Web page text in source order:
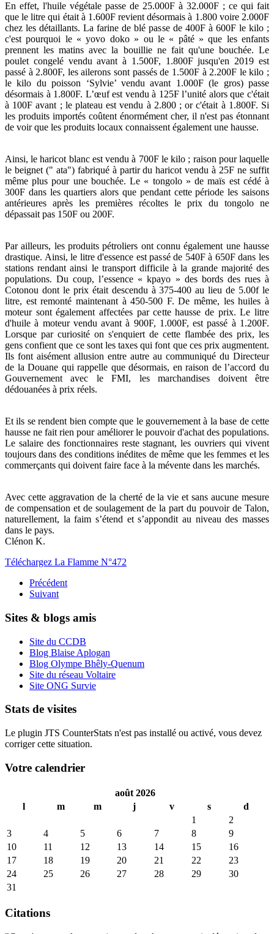
En effet, l'huile végétale passe de 25.000F à 32.000F ; ce qui fait
que le litre qui était à 1.600F revient désormais à 1.800 voire 2.000F
chez les détaillants. La farine de blé passe de 400F à 600F le kilo ;
c'est pourquoi le « yovo doko » ou le « pâté » que les enfants
prennent les matins avec la bouillie ne fait qu'une bouchée. Le
poulet congelé vendu avant à 1.500F, 1.800F jusqu'en 2019 est
passé à 2.800F, les ailerons sont passés de 1.500F à 2.200F le kilo ;
le kilo du poisson ‘Sylvie’ vendu avant 1.000F (le gros) passe
désormais à 1.800F. L’œuf est vendu à 125F l’unité alors que c'était
à 100F avant ; le plateau est vendu à 2.800 ; or c'était à 1.800F. Si
les produits importés coûtent énormément cher, il n'est pas étonnant
de voir que les produits locaux connaissent également une hausse.
Ainsi, le haricot blanc est vendu à 700F le kilo ; raison pour laquelle
le beignet (" ata") fabriqué à partir du haricot vendu à 25F ne suffit
même plus pour une bouchée. Le « tongolo » de maïs est cédé à
300F dans les quartiers alors que pendant cette période les saisons
antérieures après les premières récoltes le prix du tongolo ne
dépassait pas 150F ou 200F.
Par ailleurs, les produits pétroliers ont connu également une hausse
drastique. Ainsi, le litre d'essence est passé de 540F à 650F dans les
stations rendant ainsi le transport difficile à la grande majorité des
populations. Du coup, l’essence « kpayo » des bords des rues à
Cotonou dont le prix était descendu à 375-400 au lieu de 5.00f le
litre, est remonté maintenant à 450-500 F. De même, les huiles à
moteur sont également affectées par cette hausse de prix. Le litre
d'huile à moteur vendu avant à 900F, 1.000F, est passé à 1.200F.
Lorsque par curiosité on s'enquiert de cette flambée des prix, les
gens confient que ce sont les taxes qui font que ces prix augmentent.
Ils font aisément allusion entre autre au communiqué du Directeur
de la Douane qui rappelle que désormais, en raison de l’accord du
Gouvernement avec le FMI, les marchandises doivent être
dédouanées à prix réels.
Et ils se rendent bien compte que le gouvernement à la base de cette
hausse ne fait rien pour améliorer le pouvoir d'achat des populations.
Le salaire des fonctionnaires reste stagnant, les ouvriers qui vivent
toujours dans des conditions inédites de même que les femmes et les
commerçants qui doivent faire face à la mévente dans les marchés.
Avec cette aggravation de la cherté de la vie et sans aucune mesure
de compensation et de soulagement de la part du pouvoir de Talon,
naturellement, la faim s’étend et s’appondit au niveau des masses
dans le pays.
Clénon K.
Téléchargez La Flamme N°472
Précédent
Suivant
Sites & blogs amis
Site du CCDB
Blog Blaise Aplogan
Blog Olympe Bhêly-Quenum
Site du réseau Voltaire
Site ONG Survie
Stats de visites
Le plugin JTS CounterStats n'est pas installé ou activé, vous devez
corriger cette situation.
Votre calendrier
août 2026
l
m m j v s
d
1
2
3
4 5 6 7 8
9
10
11 12 13 14 15
16
17
18 19 20 21 22
23
24
25 26 27 28 29
30
31
Citations